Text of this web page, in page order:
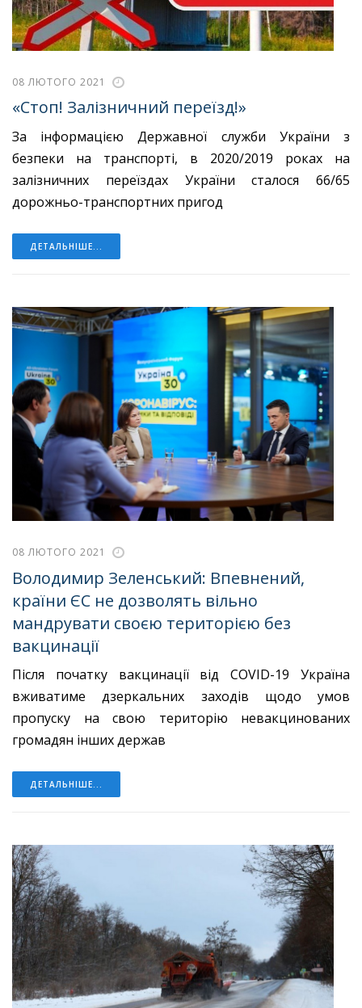
08 ЛЮТОГО 2021
«Стоп! Залізничний переїзд!»
За інформацією Державної служби України з
безпеки на транспорті, в 2020/2019 роках на
залізничних переїздах України сталося 66/65
дорожньо-транспортних пригод
ДЕТАЛЬНІШЕ...
08 ЛЮТОГО 2021
Володимир Зеленський: Впевнений,
країни ЄС не дозволять вільно
мандрувати своєю територією без
вакцинації
Після початку вакцинації від COVID-19 Україна
вживатиме дзеркальних заходів щодо умов
пропуску на свою територію невакцинованих
громадян інших держав
ДЕТАЛЬНІШЕ...